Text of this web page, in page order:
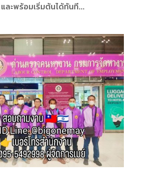
ละพร้อมเริ่มต้นได้ทันที...